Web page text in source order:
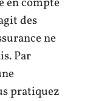
des
ne
Par
pratiquez